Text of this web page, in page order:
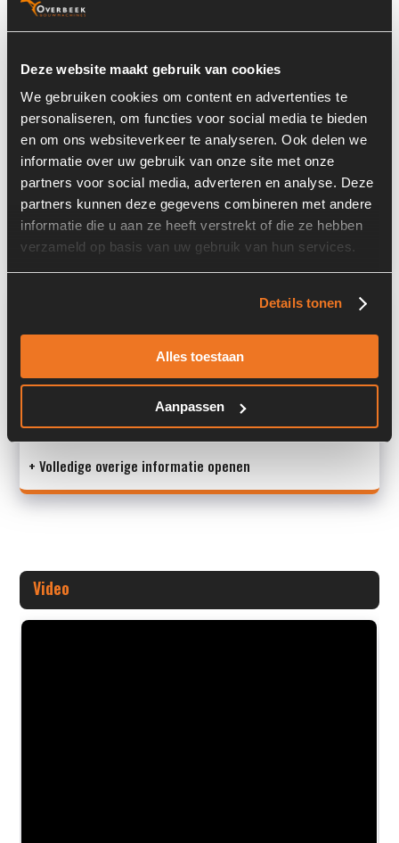
Deze website maakt gebruik van cookies
We gebruiken cookies om content en advertenties te
personaliseren, om functies voor social media te bieden
en om ons websiteverkeer te analyseren. Ook delen we
informatie over uw gebruik van onze site met onze
partners voor social media, adverteren en analyse. Deze
partners kunnen deze gegevens combineren met andere
informatie die u aan ze heeft verstrekt of die ze hebben
verzameld op basis van uw gebruik van hun services.
Details tonen
Alles toestaan
Aanpassen
Informatie
Locatie:
4G21
Serienummer:
P-ITA-715560
Past op de volgende machines:
Terex TL 210
Land:
Nederland
Type 1: 319/113/56
S/N:
+ Volledige overige informatie openen
Video